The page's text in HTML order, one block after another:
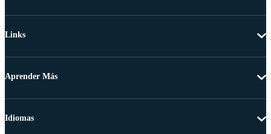
Links
Aprender Más
Idiomas